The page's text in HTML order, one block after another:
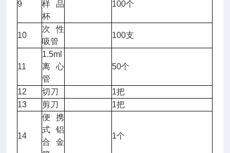
9
样品
杯
100个
10
次性
吸管
100支
11
1.5ml
离心
管
50个
12 切刀
1把
13
剪刀 1把
14
便携
式铝
合金
1个